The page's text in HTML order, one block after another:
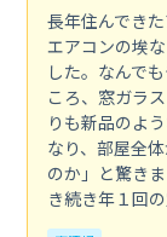
長年住んでき
エアコンの埃
した。なんで
ころ、窓ガラ
りも新品のよ
なり、部屋全
のか」と驚き
き続き年１回